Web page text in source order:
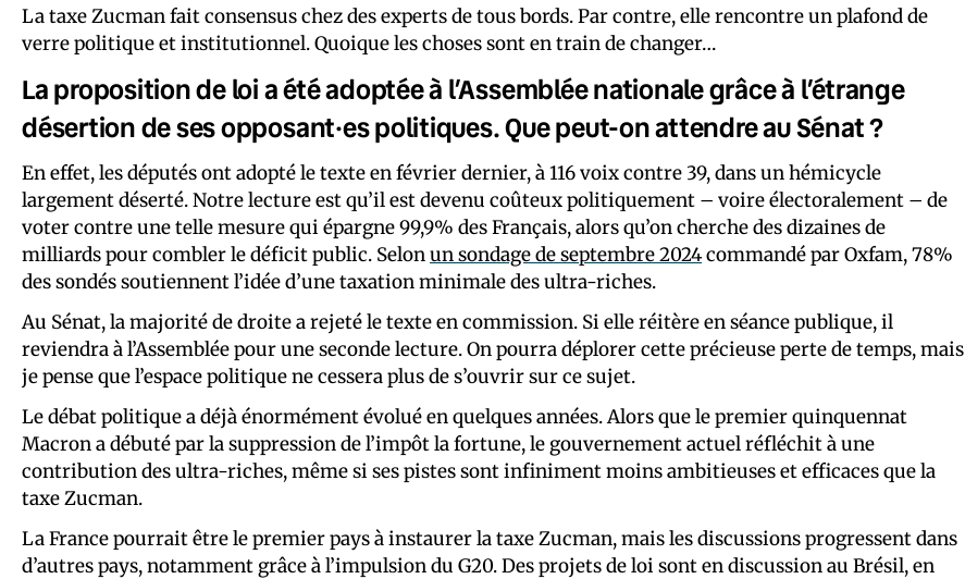
La taxe Zucman fait consensus chez des experts de tous bords. Par contre, elle rencontre un plafond de
verre politique et institutionnel. Quoique les choses sont en train de changer…
La proposition de loi a été adoptée à l’Assemblée nationale grâce à l’étrange
désertion de ses opposant·es politiques. Que peut-on attendreau Sénat ?
En effet, les députés ont adopté le texte en février dernier, à 116 voix contre 39, dans un hémicycle
largement déserté. Notre lecture est qu’il est devenu coûteux politiquement – voire électoralement – de
voter contre une telle mesure qui épargne 99,9% des Français, alors qu’on cherche des dizaines de
milliards pour combler le déficit public. Selonun sondage de septembre 2024commandé par Oxfam, 78%
des sondés soutiennent l’idée d’une taxation minimale des ultra-riches.
Au Sénat, la majorité de droite a rejeté le texte en commission. Si elle réitère en séance publique, il
reviendra à l’Assemblée pour une seconde lecture. On pourra déplorer cette précieuse perte de temps, mais
je pense que l’espace politique ne cessera plus de s’ouvrir sur ce sujet.
Le débat politique a déjà énormément évolué en quelques années. Alors que le premier quinquennat
Macron a débuté par la suppression de l’impôt la fortune, le gouvernement actuel réfléchit à une
contribution des ultra-riches, même si ses pistes sont infiniment moins ambitieuses et efficaces que la
taxe Zucman.
La France pourrait être le premier pays à instaurer la taxe Zucman, mais les discussions progressent dans
d’autres pays, notamment grâce à l’impulsion du G20. Des projets de loi sont en discussion au Brésil, en